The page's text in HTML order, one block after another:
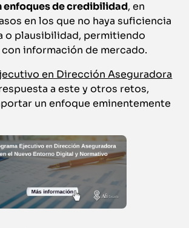
enfoques de credibilidad, en
en los que no haya suficiencia
o plausibilidad, permitiendo
información de mercado.
en Dirección Aseguradora
a este y otros retos,
un enfoque eminentemente